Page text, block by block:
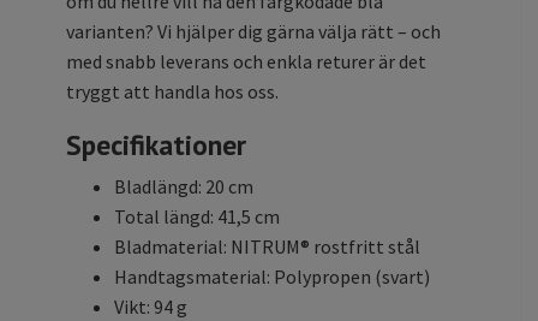
varianten? Vi hjälper dig gärna välja rätt – och
med snabb leverans och enkla returer är det
tryggt att handla hos oss.
Specifikationer
Bladlängd: 20 cm
Total längd: 41,5 cm
Bladmaterial: NITRUM® rostfritt stål
Handtagsmaterial: Polypropen (svart)
Vikt: 94 g